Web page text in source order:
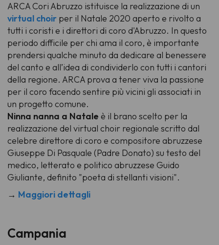
ARCA Cori Abruzzo istituisce la realizzazione di un
virtual choir per il Natale 2020 aperto e rivolto a
tutti i coristi e i direttori di coro d'Abruzzo. In questo
periodo difficile per chi ama il coro, è importante
prendersi qualche minuto da dedicare al benessere
del canto e all’idea di condividerlo con tutti i cantori
della regione. ARCA prova a tener viva la passione
per il coro facendo sentire più vicini gli associati in
un progetto comune.
Ninna nanna a Natale è il brano scelto per la
realizzazione del virtual choir regionale scritto dal
celebre direttore di coro e compositore abruzzese
Giuseppe Di Pasquale (Padre Donato) su testo del
medico, letterato e politico abruzzese Guido
Giuliante, definito "poeta di stellanti visioni".
→ Maggiori dettagli
Campania